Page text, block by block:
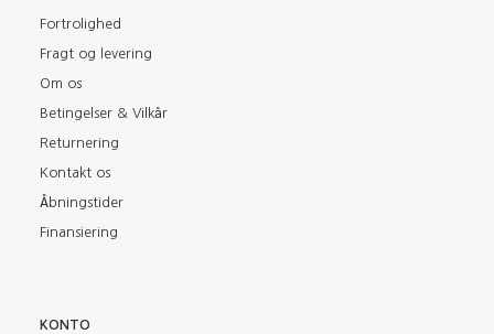
Fortrolighed
Fragt og levering
Om os
Betingelser & Vilkår
Returnering
Kontakt os
Åbningstider
Finansiering
KONTO